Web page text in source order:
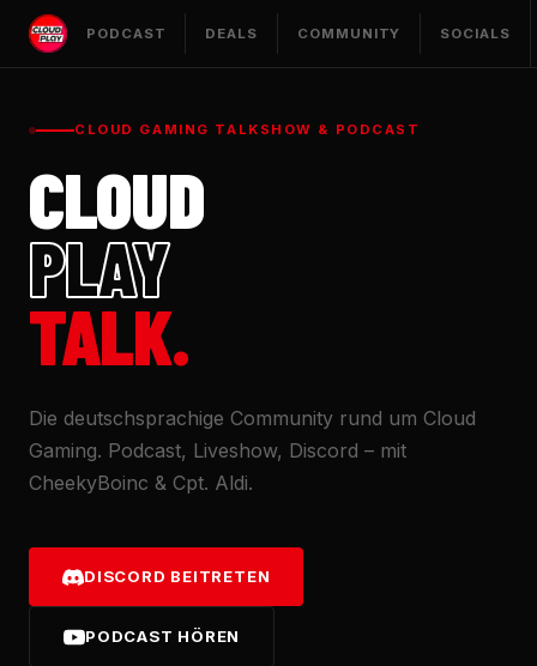
PODCAST DEALS COMMUNITY SOCIALS
CLOUD GAMING TALKSHOW & PODCAST
CLOUD
PLAY
TALK.
Die deutschsprachige Community rund um Cloud
Gaming. Podcast, Liveshow, Discord – mit
CheekyBoinc & Cpt. Aldi.
DISCORD BEITRETEN
PODCAST HÖREN